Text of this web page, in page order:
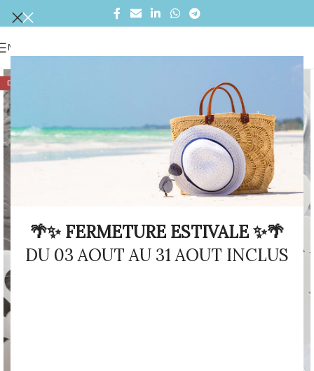
🌴✨ FERMETURE ESTIVALE ✨🌴
DU 03 AOUT AU 31 AOUT INCLUS
MENU
DÉSTOCKAGE